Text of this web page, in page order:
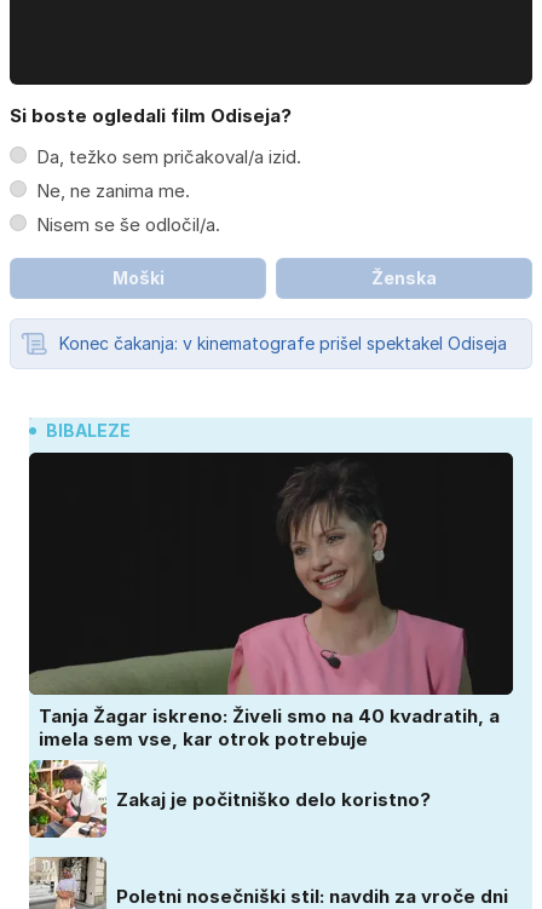
Si boste ogledali film Odiseja?
Da, težko sem pričakoval/a izid.
Ne, ne zanima me.
Nisem se še odločil/a.
Moški Ženska
Konec čakanja: v kinematografe prišel spektakel Odiseja
BIBALEZE
Tanja Žagar iskreno: Živeli smo na 40 kvadratih, a
imela sem vse, kar otrok potrebuje
Zakaj je počitniško delo koristno?
Poletni nosečniški stil: navdih za vroče dni